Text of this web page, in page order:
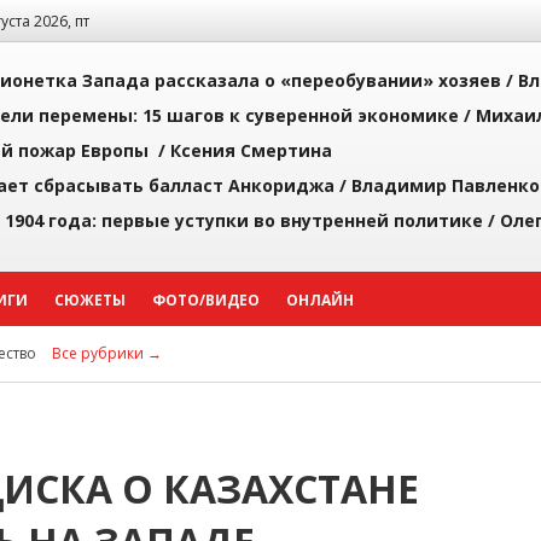
2026, пт
Запада рассказала о «переобувании» хозяев /
перемены: 15 шагов к суверенной экономике /
пожар Европы / Ксения Смертина
сбрасывать балласт Анкориджа / Владимир Павленко
года: первые уступки во внутренней политике /
СЮЖЕТЫ ФОТО/ВИДЕО ОНЛАЙН
Все рубрики →
О КАЗАХСТАНЕ